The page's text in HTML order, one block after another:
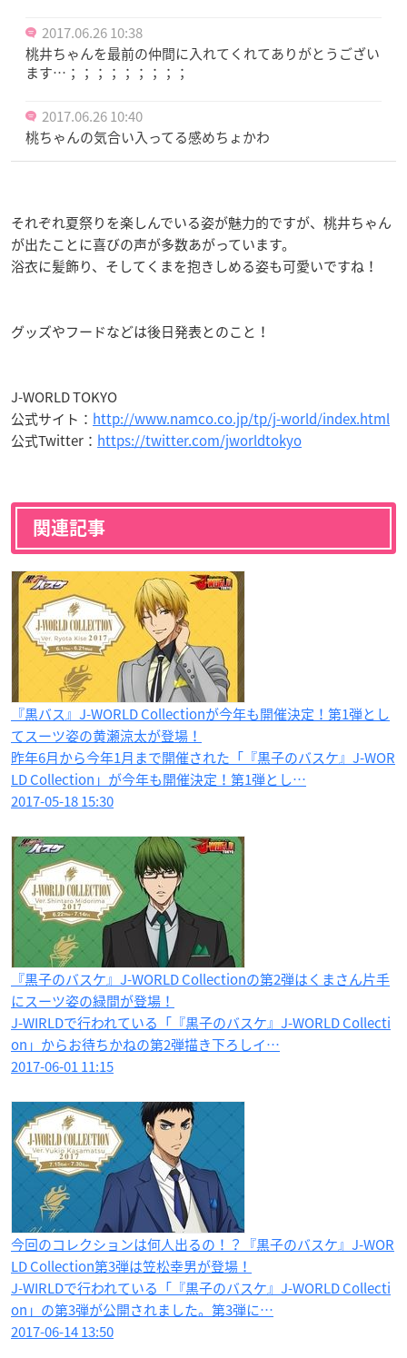
2017.06.26 10:38
桃井ちゃんを最前の仲間に入れてくれてありがとうござい
ます…；；；；；；；；；
2017.06.26 10:40
桃ちゃんの気合い入ってる感めちょかわ
それぞれ夏祭りを楽しんでいる姿が魅力的ですが、桃井ちゃん
が出たことに喜びの声が多数あがっています。
浴衣に髪飾り、そしてくまを抱きしめる姿も可愛いですね！
グッズやフードなどは後日発表とのこと！
J-WORLD TOKYO
公式サイト： http://www.namco.co.jp/tp/j-world/index.html
公式Twitter： https://twitter.com/jworldtokyo
関連記事
『黒バス』J-WORLD Collectionが今年も開催決定！第1弾とし
てスーツ姿の黄瀬涼太が登場！
昨年6月から今年1月まで開催された「『黒子のバスケ』J-WOR
LD Collection」が今年も開催決定！第1弾とし…
2017-05-18 15:30
『黒子のバスケ』J-WORLD Collectionの第2弾はくまさん片手
にスーツ姿の緑間が登場！
J-WIRLDで行われている「『黒子のバスケ』J-WORLD Collecti
on」からお待ちかねの第2弾描き下ろしイ…
2017-06-01 11:15
今回のコレクションは何人出るの！？『黒子のバスケ』J-WOR
LD Collection第3弾は笠松幸男が登場！
J-WIRLDで行われている「『黒子のバスケ』J-WORLD Collecti
on」の第3弾が公開されました。第3弾に…
2017-06-14 13:50